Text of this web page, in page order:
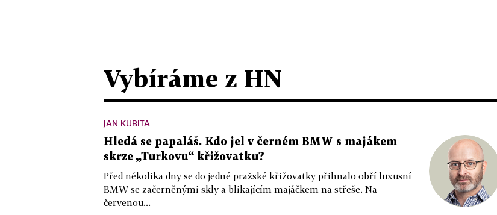
Vybíráme z HN
JAN KUBITA
Hledá se papaláš. Kdo jel v černém BMW s majákem
skrze „Turkovu“ křižovatku?
Před několika dny se do jedné pražské křižovatky přihnalo obří luxusní
BMW se začerněnými skly a blikajícím majáčkem na střeše. Na
červenou...